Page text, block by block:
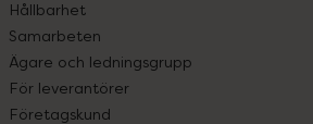
Hållbarhet
Samarbeten
Ägare och ledningsgrupp
För leverantörer
Företagskund